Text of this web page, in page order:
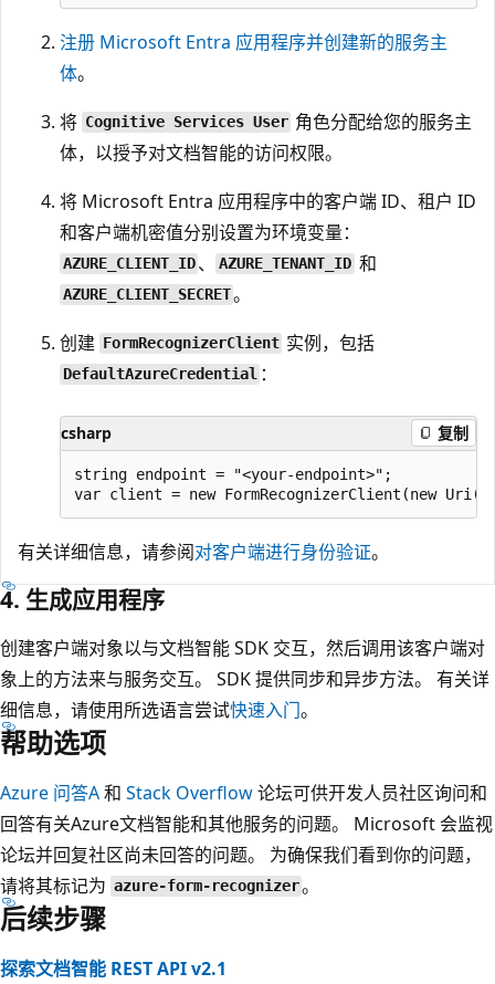
注册 Microsoft Entra 应用程序并创建新的服务主
体。
将 Cognitive Services User 角色分配给您的服务主
体，以授予对文档智能的访问权限。
将 Microsoft Entra 应用程序中的客户端 ID、租户 ID
和客户端机密值分别设置为环境变量：
AZURE_CLIENT_ID 、 AZURE_TENANT_ID 和
AZURE_CLIENT_SECRET。
创建 FormRecognizerClient 实例，包括
DefaultAzureCredential ：
csharp 复制
string endpoint = "<your-endpoint>";
有关详细信息，请参阅对客户端进行身份验证。
4. 生成应用程序
创建客户端对象以与文档智能 SDK 交互，然后调用该客户端对
象上的方法来与服务交互。 SDK 提供同步和异步方法。 有关详
细信息，请使用所选语言尝试快速入门。
帮助选项
Azure 问答A和 Stack Overflow论坛可供开发人员社区询问和
回答有关Azure文档智能和其他服务的问题。 Microsoft 会监视
论坛并回复社区尚未回答的问题。 为确保我们看到你的问题，
请将其标记为 azure-form-recognizer。
后续步骤
探索文档智能 REST API v2.1